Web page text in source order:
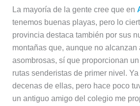
La mayoría de la gente cree que en
tenemos buenas playas, pero lo
provincia destaca también por sus
montañas que, aunque no alcanzan
asombrosas, sí que proporcionan
rutas senderistas de primer nivel.
decenas de ellas, pero hace poco
un antiguo amigo del colegio me